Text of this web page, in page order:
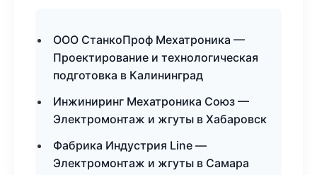
ООО СтанкоПроф Мехатроника —
Проектирование и технологическая
подготовка в Калининград
Инжиниринг Мехатроника Союз —
Электромонтаж и жгуты в Хабаровск
Фабрика Индустрия Line —
Электромонтаж и жгуты в Самара